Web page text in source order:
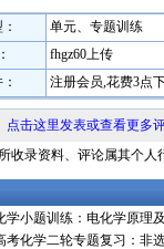
单元、专题训练
fhgz60上传
注册会员,花费3点
点击这里发表或查看更多
收录资料、评论属其个人
学小题训练：电化学原理
考化学二轮专题复习：非